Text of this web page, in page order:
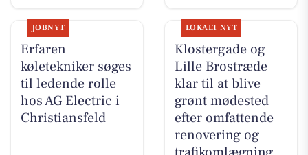
JOBNYT
Erfaren
køletekniker søges
til ledende rolle
hos AG Electric i
Christiansfeld
LOKALT NYT
Klostergade og
Lille Brostræde
klar til at blive
grønt mødested
efter omfattende
renovering og